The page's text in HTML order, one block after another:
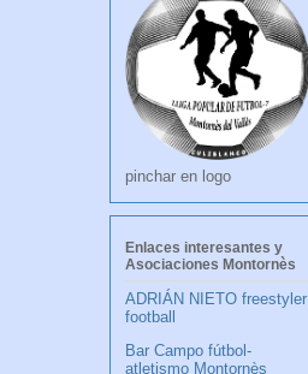
pinchar en logo
Enlaces interesantes y
Asociaciones Montornès
ADRIÁN NIETO freestyler
football
Bar Campo fútbol-
atletismo Montornès